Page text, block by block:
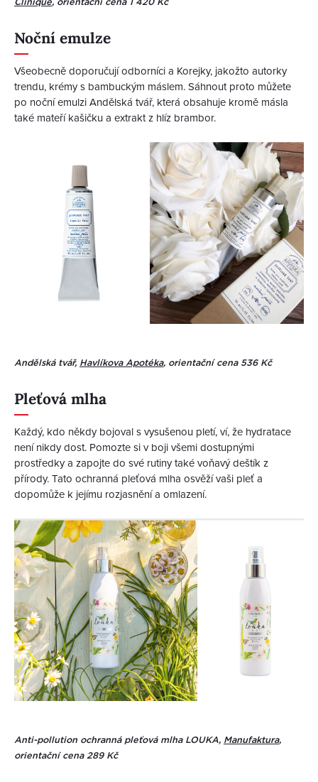
Noční emulze
Všeobecně doporučují odborníci a Korejky, jakožto autorky
trendu, krémy s bambuckým máslem. Sáhnout proto můžete
po noční emulzi Andělská tvář, která obsahuje kromě másla
také mateří kašičku a extrakt z hlíz brambor.
Andělská tvář, Havlíkova Apotéka, orientační cena 536 Kč
Pleťová mlha
Každý, kdo někdy bojoval s vysušenou pletí, ví, že hydratace
není nikdy dost. Pomozte si v boji všemi dostupnými
prostředky a zapojte do své rutiny také voňavý deštík z
přírody. Tato ochranná pleťová mlha osvěží vaši pleť a
dopomůže k jejímu rozjasnění a omlazení.
Anti-pollution ochranná pleťová mlha LOUKA, Manufaktura,
orientační cena 289 Kč